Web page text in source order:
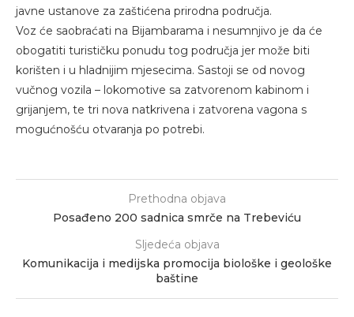
javne ustanove za zaštićena prirodna područja.
Voz će saobraćati na Bijambarama i nesumnjivo je da će
obogatiti turističku ponudu tog područja jer može biti
korišten i u hladnijim mjesecima. Sastoji se od novog
vučnog vozila – lokomotive sa zatvorenom kabinom i
grijanjem, te tri nova natkrivena i zatvorena vagona s
mogućnošću otvaranja po potrebi.
Prethodna objava
Posađeno 200 sadnica smrče na Trebeviću
Sljedeća objava
Komunikacija i medijska promocija biološke i geološke
baštine